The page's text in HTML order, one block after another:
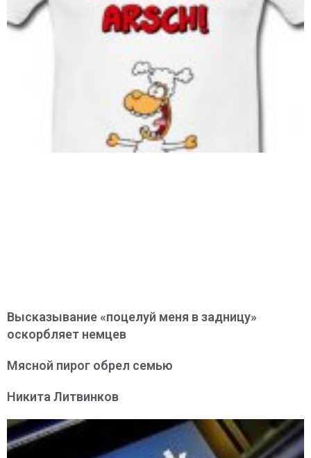
Высказывание «поцелуй меня в задницу»
оскорбляет немцев
Мясной пирог обрел семью
Никита Литвинков